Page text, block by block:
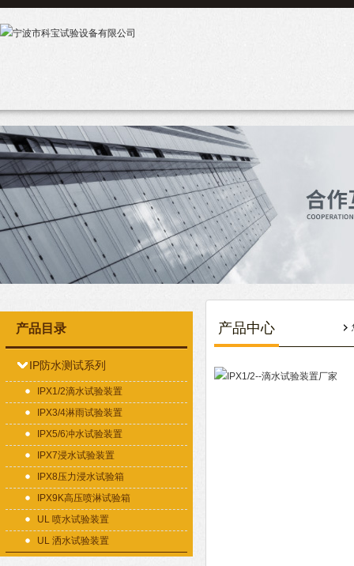
产品目录
IP防水测试系列
IPX1/2滴水试验装置
IPX3/4淋雨试验装置
IPX5/6冲水试验装置
IPX7浸水试验装置
IPX8压力浸水试验箱
IPX9K高压喷淋试验箱
UL 喷水试验装置
UL 洒水试验装置
产品中心